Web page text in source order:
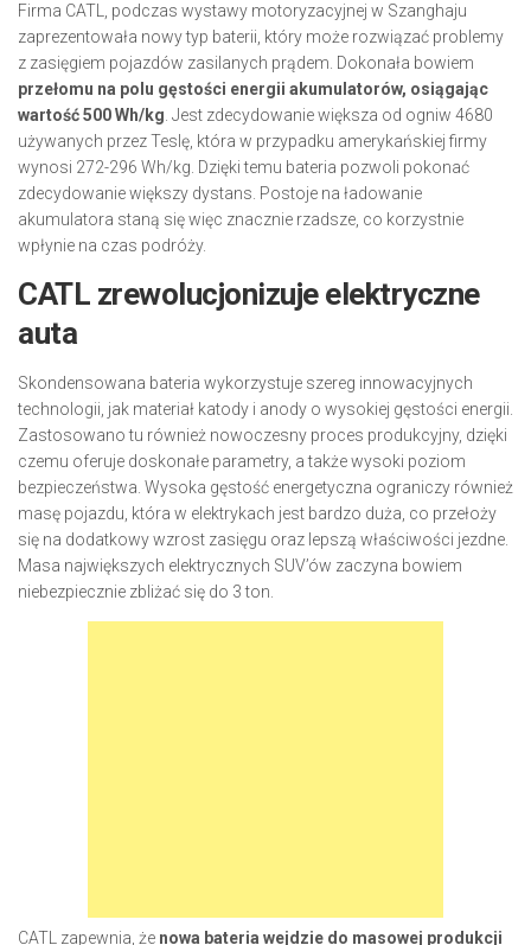
Firma CATL, podczas wystawy motoryzacyjnej w Szanghaju
zaprezentowała nowy typ baterii, który może rozwiązać problemy
z zasięgiem pojazdów zasilanych prądem. Dokonała bowiem
przełomu na polu gęstości energii akumulatorów, osiągając
wartość 500 Wh/kg . Jest zdecydowanie większa od ogniw 4680
używanych przez Teslę, która w przypadku amerykańskiej firmy
wynosi 272-296 Wh/kg. Dzięki temu bateria pozwoli pokonać
zdecydowanie większy dystans. Postoje na ładowanie
akumulatora staną się więc znacznie rzadsze, co korzystnie
wpłynie na czas podróży.
CATL zrewolucjonizuje elektryczne
auta
Skondensowana bateria wykorzystuje szereg innowacyjnych
technologii, jak materiał katody i anody o wysokiej gęstości energii.
Zastosowano tu również nowoczesny proces produkcyjny, dzięki
czemu oferuje doskonałe parametry, a także wysoki poziom
bezpieczeństwa. Wysoka gęstość energetyczna ograniczy również
masę pojazdu, która w elektrykach jest bardzo duża, co przełoży
się na dodatkowy wzrost zasięgu oraz lepszą właściwości jezdne.
Masa największych elektrycznych SUV’ów zaczyna bowiem
niebezpiecznie zbliżać się do 3 ton.
CATL zapewnia, że nowa bateria wejdzie do masowej produkcji